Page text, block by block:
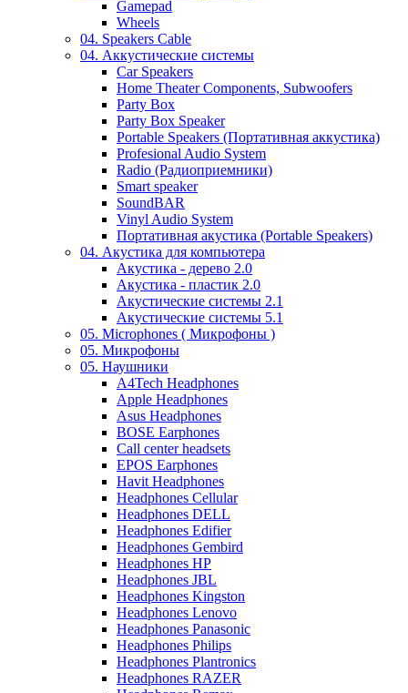
Gamepad
Wheels
04. Speakers Cable
04. Аккустические системы
Car Speakers
Home Theater Components, Subwoofers
Party Box
Party Box Speaker
Portable Speakers (Портативная аккустика)
Profesional Audio System
Radio (Радиоприемники)
Smart speaker
SoundBAR
Vinyl Audio System
Портативная акустика (Portable Speakers)
04. Акустика для компьютера
Акустика - дерево 2.0
Акустика - пластик 2.0
Акустические системы 2.1
Акустические системы 5.1
05. Microphones ( Микрофоны )
05. Микрофоны
05. Наушники
A4Tech Headphones
Apple Headphones
Asus Headphones
BOSE Earphones
Call center headsets
EPOS Earphones
Havit Headphones
Headphones Cellular
Headphones DELL
Headphones Edifier
Headphones Gembird
Headphones HP
Headphones JBL
Headphones Kingston
Headphones Lenovo
Headphones Panasonic
Headphones Philips
Headphones Plantronics
Headphones RAZER